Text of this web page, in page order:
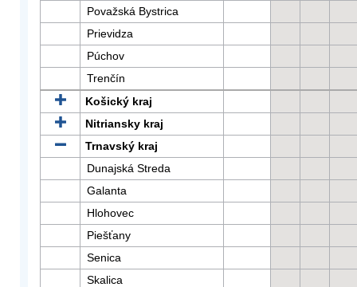
Považská Bystrica
Prievidza
Púchov
Trenčín
Košický kraj
Nitriansky kraj
Trnavský kraj
Dunajská Streda
Galanta
Hlohovec
Piešťany
Senica
Skalica